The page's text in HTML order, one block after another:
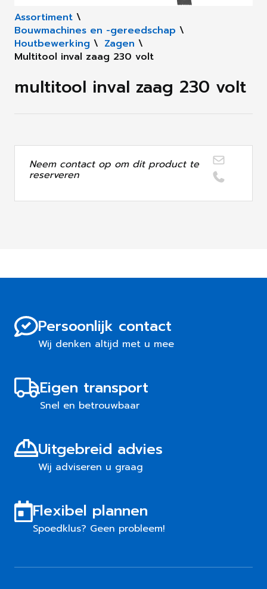
Assortiment \
Bouwmachines en -gereedschap \
Houtbewerking \ Zagen \
Multitool inval zaag 230 volt
multitool inval zaag 230 volt
Neem contact op om dit product te
reserveren
Persoonlijk contact
Wij denken altijd met u mee
Eigen transport
Snel en betrouwbaar
Uitgebreid advies
Wij adviseren u graag
Flexibel plannen
Spoedklus? Geen probleem!